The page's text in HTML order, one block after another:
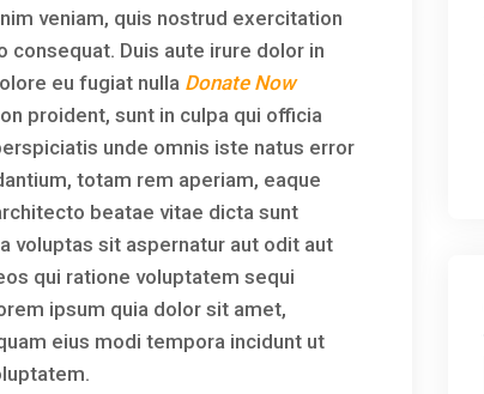
veniam, quis nostrud exercitation
Duis aute irure dolor in
eu fugiat nulla Donate Now
proident, sunt in culpa qui officia
unde omnis iste natus error
totam rem aperiam, eaque
beatae vitae dicta sunt
voluptas sit aspernatur aut odit aut
qui ratione voluptatem sequi
ipsum quia dolor sit amet,
eius modi tempora incidunt ut